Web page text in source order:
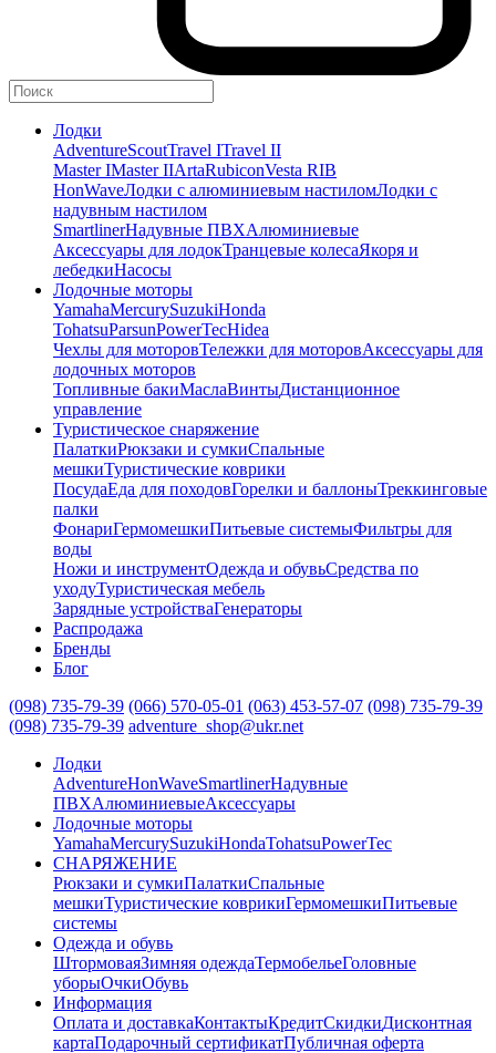
Лодки
AdventureScoutTravel ITravel II
Master IMaster IIArtaRubiconVesta RIB
HonWaveЛодки с алюминиевым настиломЛодки с
надувным настилом
SmartlinerНадувные ПВХАлюминиевые
Аксессуары для лодокТранцевые колесаЯкоря и
лебедкиНасосы
Лодочные моторы
YamahaMercurySuzukiHonda
TohatsuParsunPowerTecHidea
Чехлы для моторовТележки для моторовАксессуары для
лодочных моторов
Топливные бакиМаслаВинтыДистанционное
управление
Туристическое снаряжение
ПалаткиРюкзаки и сумкиСпальные
мешкиТуристические коврики
ПосудаЕда для походовГорелки и баллоныТреккинговые
палки
ФонариГермомешкиПитьевые системыФильтры для
воды
Ножи и инструментОдежда и обувьСредства по
уходуТуристическая мебель
Зарядные устройстваГенераторы
Распродажа
Бренды
Блог
(098) 735-79-39 (066) 570-05-01 (063) 453-57-07 (098) 735-79-39
(098) 735-79-39 adventure_shop@ukr.net
Лодки
AdventureHonWaveSmartlinerНадувные
ПВХАлюминиевыеАксессуары
Лодочные моторы
YamahaMercurySuzukiHondaTohatsuPowerTec
СНАРЯЖЕНИЕ
Рюкзаки и сумкиПалаткиСпальные
мешкиТуристические коврикиГермомешкиПитьевые
системы
Одежда и обувь
ШтормоваяЗимняя одеждаТермобельеГоловные
уборыОчкиОбувь
Информация
Оплата и доставкаКонтактыКредитСкидкиДисконтная
картаПодарочный сертификатПубличная оферта